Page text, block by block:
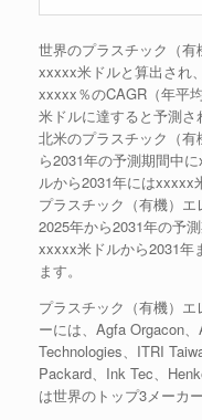
世界のプラスチック（
xxxxx米ドルと算出され
xxxxx％のCAGR（年平
米ドルに達すると予測さ
北米のプラスチック（
ら2031年の予測期間中
ルから2031年にはxxxxx
プラスチック（有機）
2025年から2031年の予
xxxxx米ドルから2031年
ます。
プラスチック（有機）
ーには、Agfa Orgacon
Technologies、ITRI
Packard、Ink Tec、
は世界のトップ3メーカ